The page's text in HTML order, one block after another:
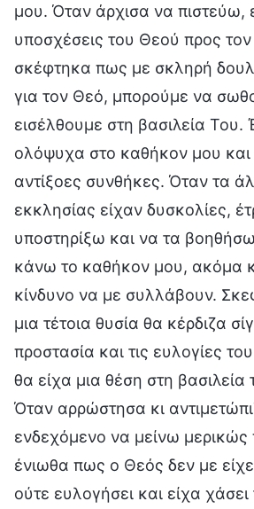
μου. Όταν άρχισα να πιστεύω,
υποσχέσεις του Θεού προς
σκέφτηκα πως με σκληρή
για τον Θεό, μπορούμε να
εισέλθουμε στη βασιλεία Του.
ολόψυχα στο καθήκον μου και
αντίξοες συνθήκες. Όταν τα
εκκλησίας είχαν δυσκολίες,
υποστηρίξω και να τα
κάνω το καθήκον μου, ακόμα
κίνδυνο να με συλλάβουν.
μια τέτοια θυσία θα κέρδιζα
προστασία και τις ευλογίες
θα είχα μια θέση στη
Όταν αρρώστησα κι
ενδεχόμενο να μείνω
ένιωθα πως ο Θεός δεν με
ούτε ευλογήσει και είχα χάσει